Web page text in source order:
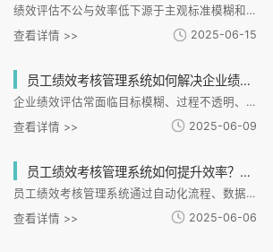
绩效评估不公与效率低下源于主观标准模糊和流程繁琐。数字化系统通过标准化评估、自动化处理和透明化反馈三大方案解决痛点。i人事系统支持多层级绩效设计、智能数据整合和实时申诉机制，提升公平性和效率。实践案例显示，企业通过该系统优化评估标准、提升员工满意度并实现业绩增长。未来，AI和大数据将推动绩效管理向个性化、实时化发展，为企业人才战略奠定数字化基础。
查看详情 >>
2025-06-15
员工绩效考核管理系统如何解决企业绩效评估中的常见难题？
企业绩效评估常面临目标模糊、过程不透明、数据分散等难题。i人事HR管理系统通过智能化工具与标准化流程，将绩效管理转向"数据驱动"，解决目标脱节、评估主观、数据孤岛、激励滞后和基层参与度低五大痛点。系统支持OKR目标拆解、多维度量化评估、跨模块数据整合、实时激励联动和移动端全员参与，帮助企业提升管理效率20%-40%。目前已服务超10万家企业，提供定制化解决方案，推动绩效管理成为组织成长的核心引擎。
查看详情 >>
2025-06-09
员工绩效考核管理系统如何提升效率？数据不准怎么解决？
员工绩效考核管理系统通过自动化流程、数据整合和智能分析，有效解决传统人工考核效率低、主观性强等问题。系统标准化考核流程，实时同步多维度数据，并提供智能预警功能。i人事等智能系统通过场景化设计，针对连锁、制造等行业特点优化绩效管理，实现数据联动与精准分析，帮助企业提升管理效率和决策质量。这类系统正成为企业数字化转型中突破管理瓶颈、实现战略落地的关键工具。
查看详情 >>
2025-06-06